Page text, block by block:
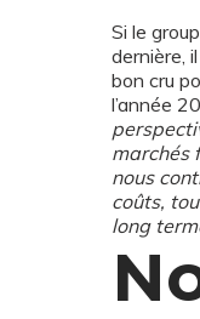
Si le
dernière,
bon cru
l’année
marchés
nous
coûts,
long